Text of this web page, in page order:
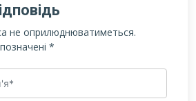
не оприлюднюватиметься.
*